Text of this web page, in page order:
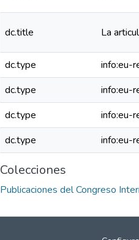
dc.title La
dc.type
info:eu-
dc.type
info:eu-
dc.type
info:eu-
dc.type
info:eu-
Colecciones
Publicaciones del Congreso